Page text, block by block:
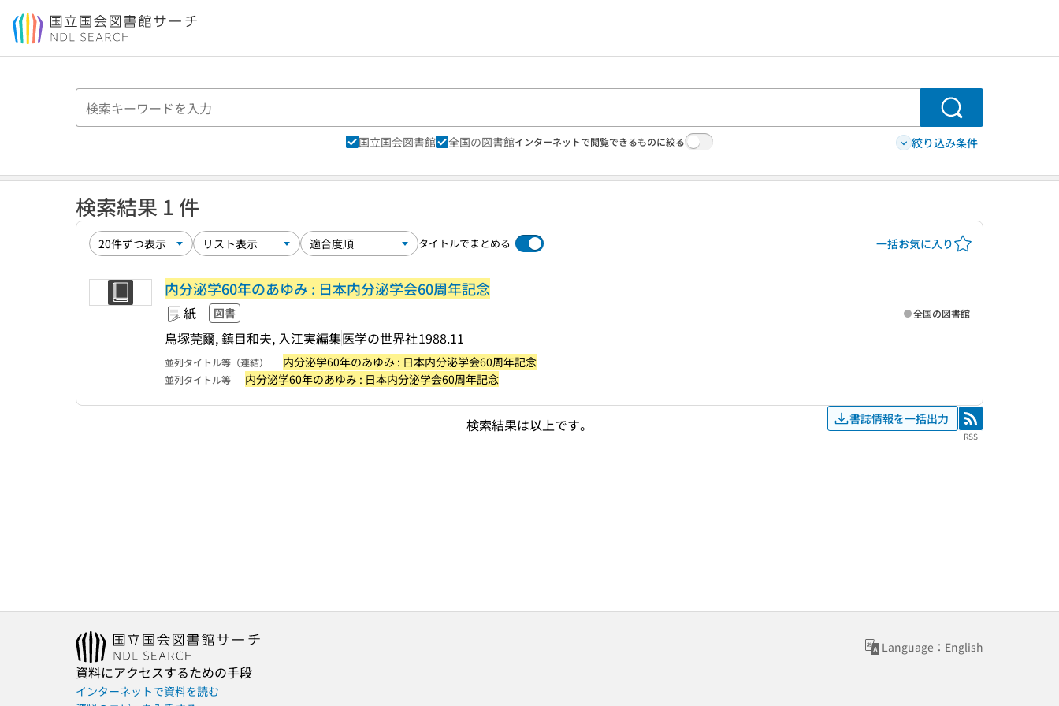
本文へ移動
検索
国立国会図書館 全国の図書館インターネットで閲覧できるものに絞る 絞り込み条件
検索結果 1 件
タイトルでまとめる 一括お気に入り
内分泌学60年のあゆみ : 日本内分泌学会60周年記念
紙 図書
鳥塚莞爾, 鎮目和夫, 入江実編集医学の世界社1988.11
全国の図書館
並列タイトル等（連結） 内分泌学60年のあゆみ : 日本内分泌学会60周年記念
並列タイトル等 内分泌学60年のあゆみ : 日本内分泌学会60周年記念
検索結果は以上です。 書誌情報を一括出力 RSS
RSS
Language：English
資料にアクセスするための手段
インターネットで資料を読む